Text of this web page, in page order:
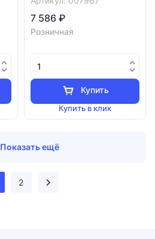
7 586 ₽
Розничная
Купить
Купить в клик
Показать ещё
2